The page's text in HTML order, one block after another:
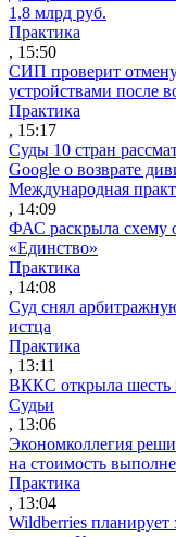
1,8 млрд руб.
Практика
, 15:50
СИП проверит отмену
устройствами после
Практика
, 15:17
Суды 10 стран
Google о возврате
Международная
, 14:09
ФАС раскрыла схему
«Единство»
Практика
, 14:08
Суд снял
истца
Практика
, 13:11
ВККС открыла шесть
Судьи
, 13:06
Экономколлегия
на стоимость
Практика
, 13:04
Wildberries планирует